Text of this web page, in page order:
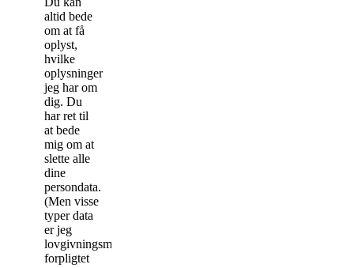
altid bede
om at få
oplyst,
hvilke
oplysninger
jeg har om
dig. Du
har ret til
at bede
mig om at
slette alle
dine
persondata.
(Men visse
typer data
er jeg
lovgivningsmæssigt
forpligtet